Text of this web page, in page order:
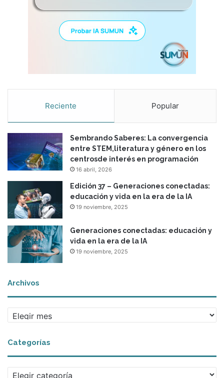
Reciente Popular
Sembrando Saberes: La convergencia
entre STEM,literatura y género en los
centrosde interés en programación
16 abril, 2026
Edición 37 – Generaciones conectadas:
educación y vida en la era de la IA
19 noviembre, 2025
Generaciones conectadas: educación y
vida en la era de la IA
19 noviembre, 2025
Archivos
r
h
i
Categorías